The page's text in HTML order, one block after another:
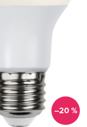
–20 %